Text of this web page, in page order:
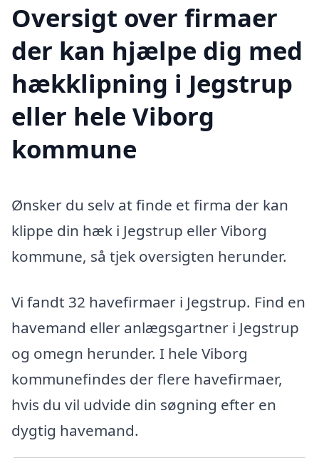
Oversigt over firmaer
der kan hjælpe dig med
hækklipning i Jegstrup
eller hele Viborg
kommune
Ønsker du selv at finde et firma der kan
klippe din hæk i Jegstrup eller Viborg
kommune, så tjek oversigten herunder.
Vi fandt 32 havefirmaer i Jegstrup. Find en
havemand eller anlægsgartner i Jegstrup
og omegn herunder. I hele Viborg
kommunefindes der flere havefirmaer,
hvis du vil udvide din søgning efter en
dygtig havemand.